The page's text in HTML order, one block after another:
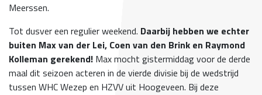
Meerssen.
Tot dusver een regulier weekend. Daarbij hebben we echter
buiten Max van der Lei, Coen van den Brink en Raymond
Kolleman gerekend! Max mocht gistermiddag voor de derde
maal dit seizoen acteren in de vierde divisie bij de wedstrijd
tussen WHC Wezep en HZVV uit Hoogeveen. Bij deze